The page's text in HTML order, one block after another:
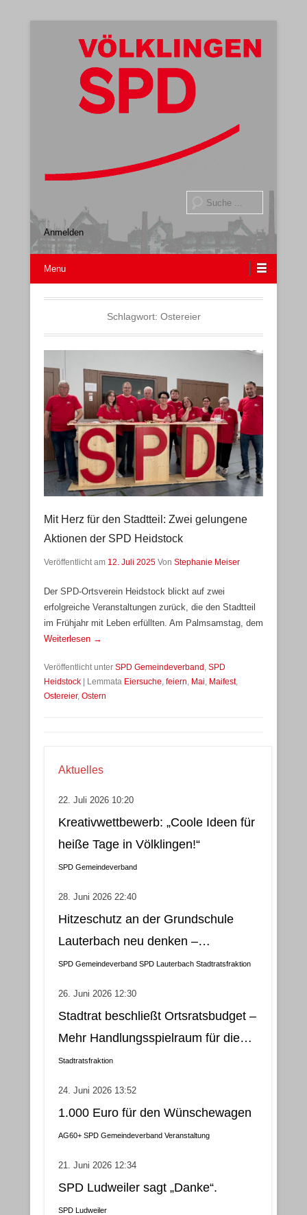
Anmelden
Menu
Schlagwort: Ostereier
Mit Herz für den Stadtteil: Zwei gelungene
Aktionen der SPD Heidstock
Veröffentlicht am 12. Juli 2025 Von Stephanie Meiser
Der SPD-Ortsverein Heidstock blickt auf zwei
erfolgreiche Veranstaltungen zurück, die den Stadtteil
im Frühjahr mit Leben erfüllten. Am Palmsamstag, dem
Weiterlesen →
Veröffentlicht unter SPD Gemeindeverband , SPD
Heidstock
Lemmata Eiersuche, feiern, Mai, Maifest,
Ostereier, Ostern
Aktuelles
22. Juli 2026 10:20
Kreativwettbewerb: „Coole Ideen für
heiße Tage in Völklingen!“
SPD Gemeindeverband
28. Juni 2026 22:40
Hitzeschutz an der Grundschule
Lauterbach neu denken –
Klimatisierung als wirtschaftliche
SPD Gemeindeverband SPD Lauterbach Stadtratsfraktion
26. Juni 2026 12:30
Stadtrat beschließt Ortsratsbudget –
Mehr Handlungsspielraum für die
Gemeindebezirke
Stadtratsfraktion
24. Juni 2026 13:52
1.000 Euro für den Wünschewagen
AG60+ SPD Gemeindeverband Veranstaltung
21. Juni 2026 12:34
SPD Ludweiler sagt „Danke“.
SPD Ludweiler